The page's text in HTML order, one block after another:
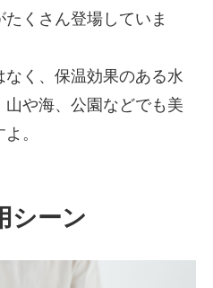
くさん登場していま
く、保温効果のある水
や海、公園などでも美
。
シーン